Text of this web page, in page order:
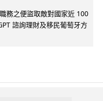
務之便盜取敵對國家近 100
諮詢理財及移民葡萄牙方